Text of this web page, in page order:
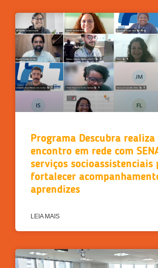
Programa Descubra realiza
encontro em rede com
serviços socioassistenciais
fortalecer
aprendizes
LEIA MAIS